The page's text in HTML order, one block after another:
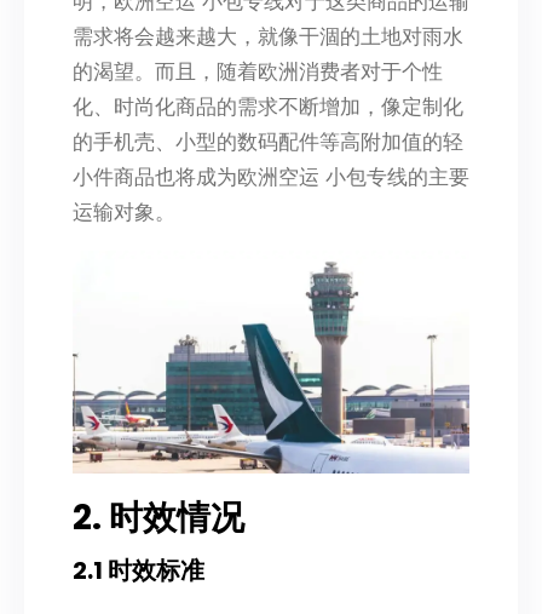
需求将会越来越大，就像干涸的土地对雨水
的渴望。而且，随着欧洲消费者对于个性
化、时尚化商品的需求不断增加，像定制化
的手机壳、小型的数码配件等高附加值的轻
小件商品也将成为欧洲空运 小包专线的主要
运输对象。
2. 时效情况
2.1 时效标准